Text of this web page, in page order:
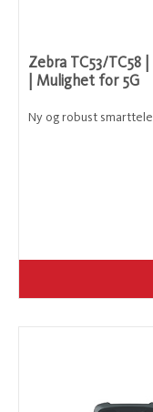
Zebra TC53/TC58
| Mulighet for 5G
Ny og robust